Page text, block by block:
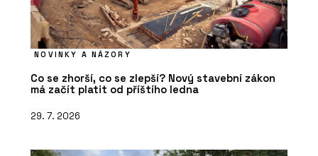
NOVINKY A NÁZORY
Co se zhorší, co se zlepší? Nový stavební zákon
má začít platit od příštího ledna
29. 7. 2026